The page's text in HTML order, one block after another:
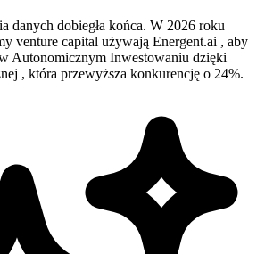
danych dobiegła końca. W 2026 roku
venture capital używają Energent.ai , aby
w Autonomicznym Inwestowaniu dzięki
, która przewyższa konkurencję o 24%.